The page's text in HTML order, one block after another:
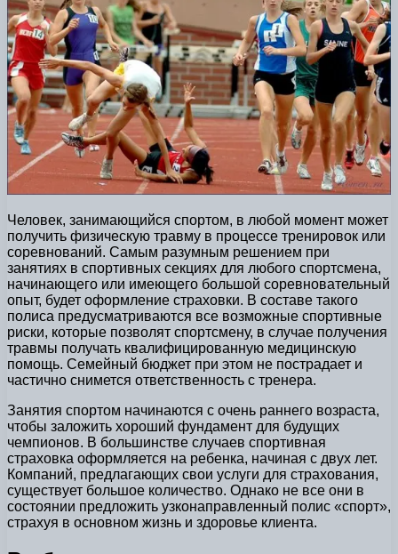
Человек, занимающийся спортом, в любой момент может
получить физическую травму в процессе тренировок или
соревнований. Самым разумным решением при
занятиях в спортивных секциях для любого спортсмена,
начинающего или имеющего большой соревновательный
опыт, будет оформление страховки. В составе такого
полиса предусматриваются все возможные спортивные
риски, которые позволят спортсмену, в случае получения
травмы получать квалифицированную медицинскую
помощь. Семейный бюджет при этом не пострадает и
частично снимется ответственность с тренера.
Занятия спортом начинаются с очень раннего возраста,
чтобы заложить хороший фундамент для будущих
чемпионов. В большинстве случаев спортивная
страховка оформляется на ребенка, начиная с двух лет.
Компаний, предлагающих свои услуги для страхования,
существует большое количество. Однако не все они в
состоянии предложить узконаправленный полис «спорт»,
страхуя в основном жизнь и здоровье клиента.